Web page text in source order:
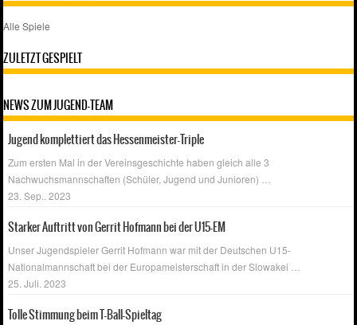
Alle Spiele
ZULETZT GESPIELT
NEWS ZUM JUGEND-TEAM
Jugend komplettiert das Hessenmeister-Triple
Zum ersten Mal in der Vereinsgeschichte haben gleich alle 3
Nachwuchsmannschaften (Schüler, Jugend und Junioren)
23. Sep.. 2023
Starker Auftritt von Gerrit Hofmann bei der U15-EM
Unser Jugendspieler Gerrit Hofmann war mit der Deutschen U15-
Nationalmannschaft bei der Europameisterschaft in der Slowakei
25. Juli. 2023
Tolle Stimmung beim T-Ball-Spieltag